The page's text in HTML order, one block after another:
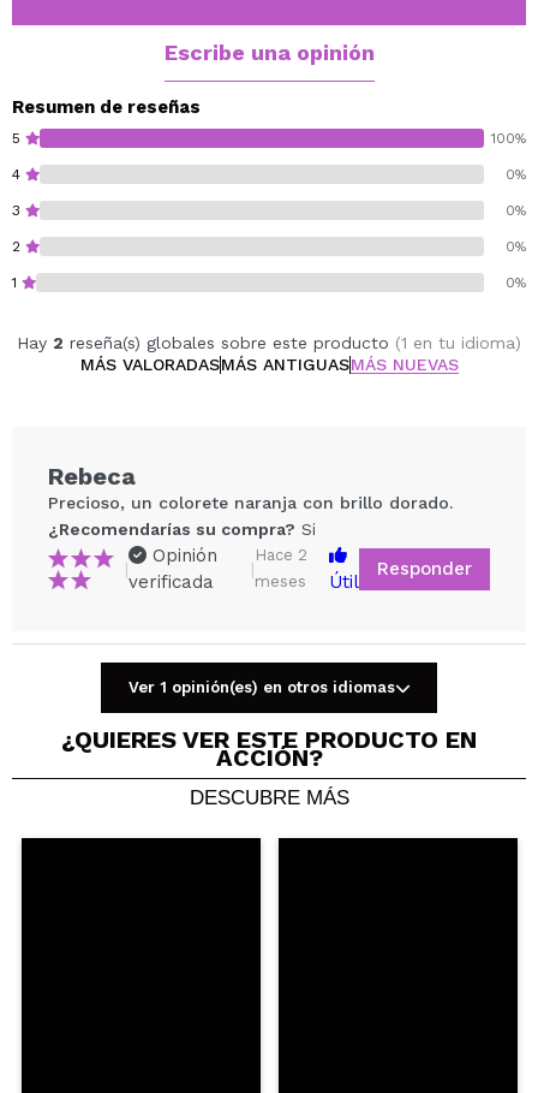
fresco y saludable que luce natural sin esfuerzo.
piel que deja tu piel uciendo como si brillara desde
adentro.
Vegan.
Cruelty free.
Escribe una opinión
Resumen de reseñas
5 100%
4 0%
3 0%
2 0%
1 0%
Hay 2 reseña(s) globales sobre este producto (1 en tu idioma)
MÁS VALORADASMÁS ANTIGUASMÁS NUEVAS
Compartir un vídeo o una foto
Tu vídeo podría ser el primero. Imagínatelo...
¿Recomendarías su compra?
5/5
Rebeca
Precioso, un colorete naranja con brillo dorado.
¿Recomendarías su compra? Si
|
Opinión
verificada
|
Hace 2
meses
Útil
Responder
Ver 1 opinión(es) en otros idiomas
¿QUIERES VER ESTE PRODUCTO EN
ACCIÓN?
DESCUBRE MÁS